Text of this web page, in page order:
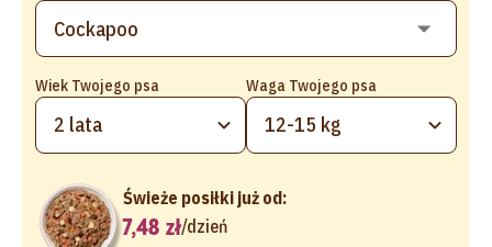
Wiek Twojego psa
2 lata
Waga Twojego psa
12-15 kg
Świeże posiłki już od:
7,48 zł/dzień